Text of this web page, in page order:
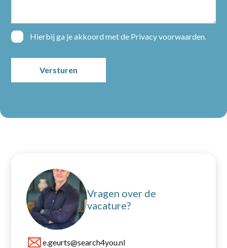
Nieuws
Over ons
Hierbij ga je akkoord met de Privacy voorwaarden.
Vragen over de
vacature?
e.geurts@search4you.nl